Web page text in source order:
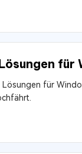
für
für